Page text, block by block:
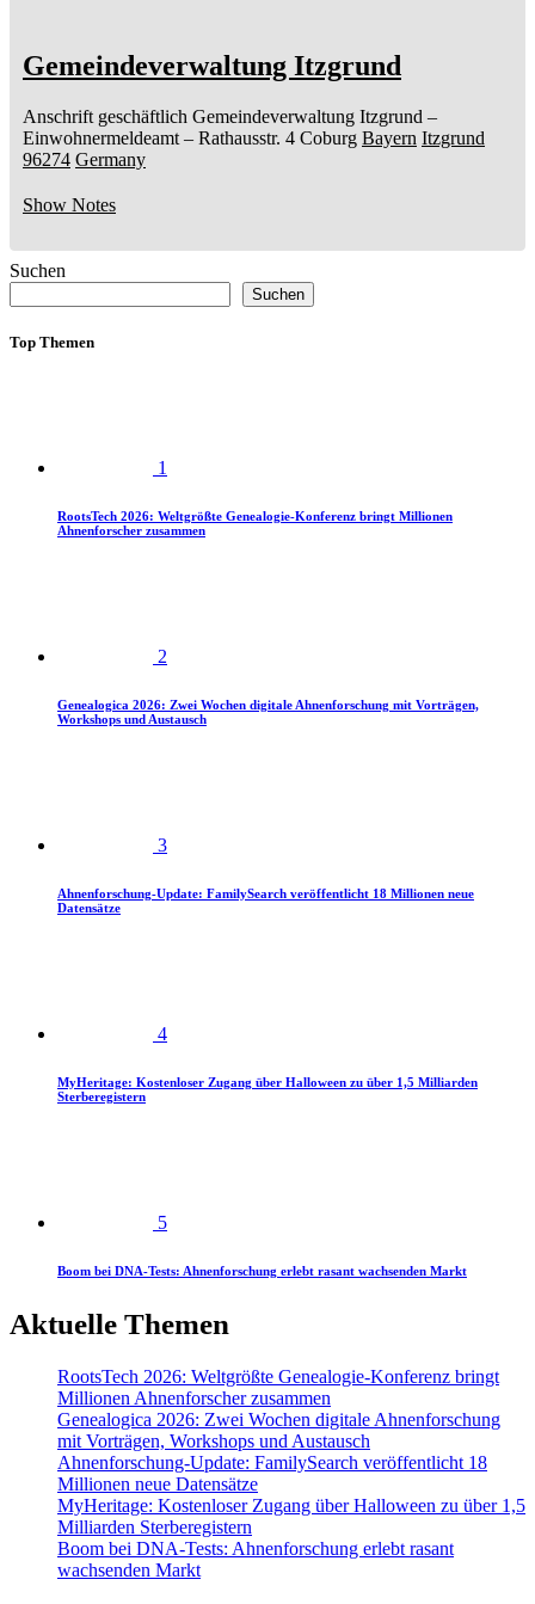
Gemeindeverwaltung Itzgrund
Anschrift geschäftlich Gemeindeverwaltung Itzgrund –
Einwohnermeldeamt – Rathausstr. 4 Coburg Bayern Itzgrund
96274 Germany
Show Notes
Suchen
Suchen
Top Themen
1
RootsTech 2026: Weltgrößte Genealogie-Konferenz bringt Millionen
Ahnenforscher zusammen
2
Genealogica 2026: Zwei Wochen digitale Ahnenforschung mit Vorträgen,
Workshops und Austausch
3
Ahnenforschung-Update: FamilySearch veröffentlicht 18 Millionen neue
Datensätze
4
MyHeritage: Kostenloser Zugang über Halloween zu über 1,5 Milliarden
Sterberegistern
5
Boom bei DNA-Tests: Ahnenforschung erlebt rasant wachsenden Markt
Aktuelle Themen
RootsTech 2026: Weltgrößte Genealogie-Konferenz bringt
Millionen Ahnenforscher zusammen
Genealogica 2026: Zwei Wochen digitale Ahnenforschung
mit Vorträgen, Workshops und Austausch
Ahnenforschung-Update: FamilySearch veröffentlicht 18
Millionen neue Datensätze
MyHeritage: Kostenloser Zugang über Halloween zu über 1,5
Milliarden Sterberegistern
Boom bei DNA-Tests: Ahnenforschung erlebt rasant
wachsenden Markt